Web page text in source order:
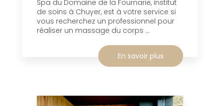
Spa du Domaine de la Fournarie, institut
de soins à Chuyer, est à votre service si
vous recherchez un professionnel pour
réaliser un massage du corps ...
En savoir plus